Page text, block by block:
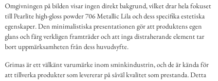
Omgivningen på bilden visar ingen direkt bakgrund, vilket drar hela fokuset
till Pearlite high-gloss powder 706 Metallic Lila och dess specifika estetiska
egenskaper. Den minimalistiska presentationen gör att produktens egen
glans och färg verkligen framträder och att inga distraherande element tar
bort uppmärksamheten från dess huvudsyfte.
Grimas är ett välkänt varumärke inom sminkindustrin, och de är kända för
att tillverka produkter som levererar på såväl kvalitet som prestanda. Detta